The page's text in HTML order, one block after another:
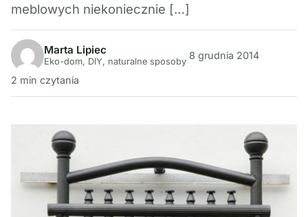
meblowych niekoniecznie […]
Marta Lipiec
Eko-dom, DIY, naturalne sposoby
·8 grudnia 2014·
2 min czytania